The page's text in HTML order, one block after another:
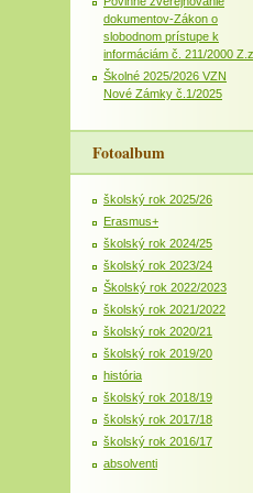
dokumentov-Zákon o
slobodnom prístupe k
informáciám č. 211/2000 Z.z
Školné 2025/2026 VZN
Nové Zámky č.1/2025
Fotoalbum
školský rok 2025/26
Erasmus+
školský rok 2024/25
školský rok 2023/24
Školský rok 2022/2023
školský rok 2021/2022
školský rok 2020/21
školský rok 2019/20
história
školský rok 2018/19
školský rok 2017/18
školský rok 2016/17
absolventi